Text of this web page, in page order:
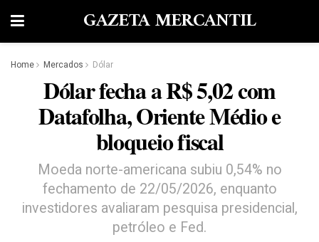
GAZETA MERCANTIL
Home Mercados Dólar
Dólar fecha a R$ 5,02 com
Datafolha, Oriente Médio e
bloqueio fiscal
Moeda norte-americana subiu 0,54% no
fechamento de 22/05/2026, enquanto
investidores avaliaram pesquisa presidencial,
petróleo e Fed.